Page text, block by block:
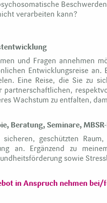
verarbeiten kann?
und Fragen annehmen
Entwicklungsreise
Eine Reise, die Sie zu
partnerschaftlichen,
Wachstum zu entfalten,
Beratung, Seminare,
geschützten
an. Ergänzend zu
sowie
in Anspruch nehmen bei/